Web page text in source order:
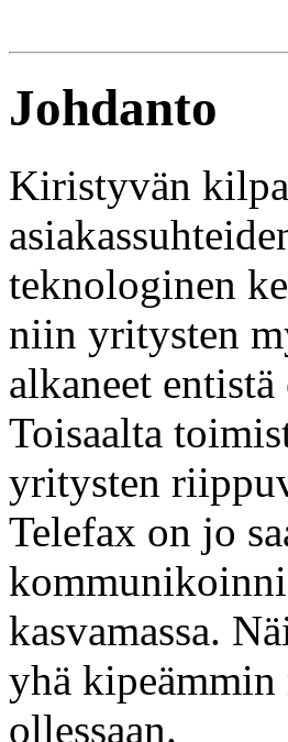
Johdanto
Kiristyvän
teknologinen
niin yritysten
alkaneet
Toisaalta
yritysten
Telefax on jo
kasvamassa.
yhä
ollessaan.